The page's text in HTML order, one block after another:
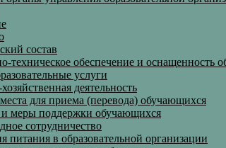
состав
техническое обеспечение и оснащенность
услуги
деятельность
для приема (перевода) обучающихся
меры поддержки обучающихся
сотрудничество
питания в образовательной организации